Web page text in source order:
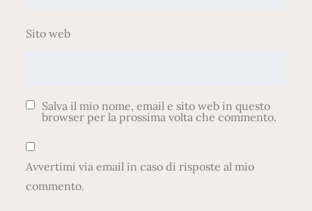
Sito web
Salva il mio nome, email e sito web in questo
browser per la prossima volta che commento.
Avvertimi via email in caso di risposte al mio
commento.